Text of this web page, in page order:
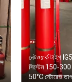
নেটওয়ার্ক টাইপ
সিস্টেম 150-300
50°C স্টোরেজ